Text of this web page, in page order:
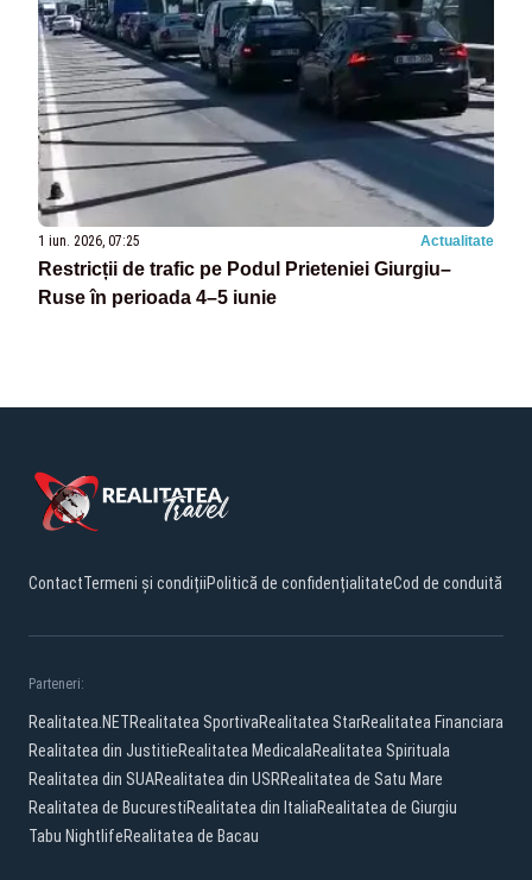
1 iun. 2026, 07:25 Actualitate
Restricții de trafic pe Podul Prieteniei Giurgiu–
Ruse în perioada 4–5 iunie
ContactTermeni și condițiiPolitică de confidențialitateCod de conduită
Parteneri:
Realitatea.NETRealitatea SportivaRealitatea StarRealitatea Financiara
Realitatea din JustitieRealitatea MedicalaRealitatea Spirituala
Realitatea din SUARealitatea din USRRealitatea de Satu Mare
Realitatea de BucurestiRealitatea din ItaliaRealitatea de Giurgiu
Tabu NightlifeRealitatea de Bacau